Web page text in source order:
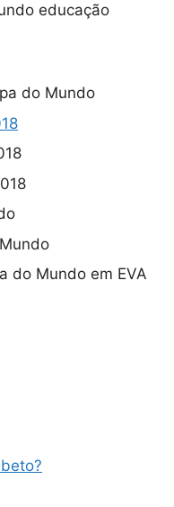
educação
do Mundo
do Mundo em EVA